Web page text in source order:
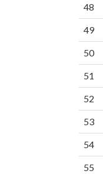
48
49
50
51
52
53
54
55